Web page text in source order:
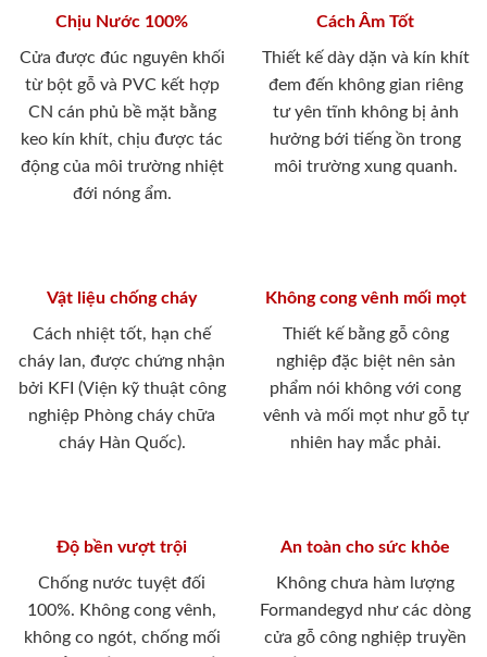
Chịu Nước 100%
Cửa được đúc nguyên khối
từ bột gỗ và PVC kết hợp
CN cán phủ bề mặt bằng
keo kín khít, chịu được tác
động của môi trường nhiệt
đới nóng ẩm.
Cách Âm Tốt
Thiết kế dày dặn và kín khít
đem đến không gian riêng
tư yên tĩnh không bị ảnh
hưởng bới tiếng ồn trong
môi trường xung quanh.
Vật liệu chống cháy
Cách nhiệt tốt, hạn chế
cháy lan, được chứng nhận
bởi KFI (Viện kỹ thuật công
nghiệp Phòng cháy chữa
cháy Hàn Quốc).
Không cong vênh mối mọt
Thiết kế bằng gỗ công
nghiệp đặc biệt nên sản
phẩm nói không với cong
vênh và mối mọt như gỗ tự
nhiên hay mắc phải.
Độ bền vượt trội
Chống nước tuyệt đối
100%. Không cong vênh,
không co ngót, chống mối
An toàn cho sức khỏe
Không chưa hàm lượng
Formandegyd như các dòng
cửa gỗ công nghiệp truyền